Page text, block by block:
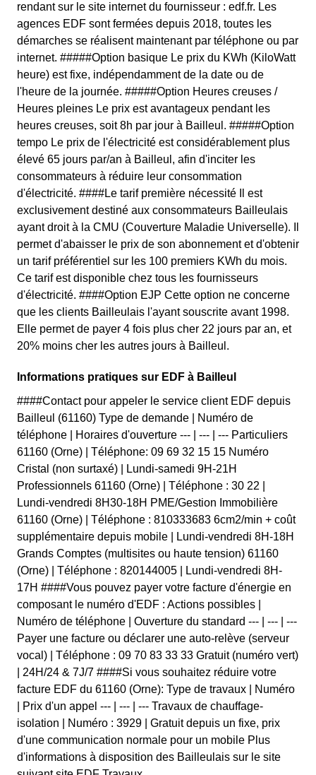
rendant sur le site internet du fournisseur : edf.fr. Les
agences EDF sont fermées depuis 2018, toutes les
démarches se réalisent maintenant par téléphone ou par
internet. #####Option basique Le prix du KWh (KiloWatt
heure) est fixe, indépendamment de la date ou de
l'heure de la journée. #####Option Heures creuses /
Heures pleines Le prix est avantageux pendant les
heures creuses, soit 8h par jour à Bailleul. #####Option
tempo Le prix de l'électricité est considérablement plus
élevé 65 jours par/an à Bailleul, afin d'inciter les
consommateurs à réduire leur consommation
d'électricité. ####Le tarif première nécessité Il est
exclusivement destiné aux consommateurs Bailleulais
ayant droit à la CMU (Couverture Maladie Universelle). Il
permet d'abaisser le prix de son abonnement et d'obtenir
un tarif préférentiel sur les 100 premiers KWh du mois.
Ce tarif est disponible chez tous les fournisseurs
d'électricité. ####Option EJP Cette option ne concerne
que les clients Bailleulais l'ayant souscrite avant 1998.
Elle permet de payer 4 fois plus cher 22 jours par an, et
20% moins cher les autres jours à Bailleul.
Informations pratiques sur EDF à Bailleul
####Contact pour appeler le service client EDF depuis
Bailleul (61160) Type de demande | Numéro de
téléphone | Horaires d'ouverture --- | --- | --- Particuliers
61160 (Orne) | Téléphone: 09 69 32 15 15 Numéro
Cristal (non surtaxé) | Lundi-samedi 9H-21H
Professionnels 61160 (Orne) | Téléphone : 30 22 |
Lundi-vendredi 8H30-18H PME/Gestion Immobilière
61160 (Orne) | Téléphone : 810333683 6cm2/min + coût
supplémentaire depuis mobile | Lundi-vendredi 8H-18H
Grands Comptes (multisites ou haute tension) 61160
(Orne) | Téléphone : 820144005 | Lundi-vendredi 8H-
17H ####Vous pouvez payer votre facture d'énergie en
composant le numéro d'EDF : Actions possibles |
Numéro de téléphone | Ouverture du standard --- | --- | ---
Payer une facture ou déclarer une auto-relève (serveur
vocal) | Téléphone : 09 70 83 33 33 Gratuit (numéro vert)
| 24H/24 & 7J/7 ####Si vous souhaitez réduire votre
facture EDF du 61160 (Orne): Type de travaux | Numéro
| Prix d'un appel --- | --- | --- Travaux de chauffage-
isolation | Numéro : 3929 | Gratuit depuis un fixe, prix
d'une communication normale pour un mobile Plus
d'informations à disposition des Bailleulais sur le site